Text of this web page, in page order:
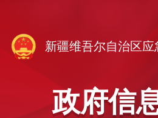
新疆维吾尔自治区应
政府信